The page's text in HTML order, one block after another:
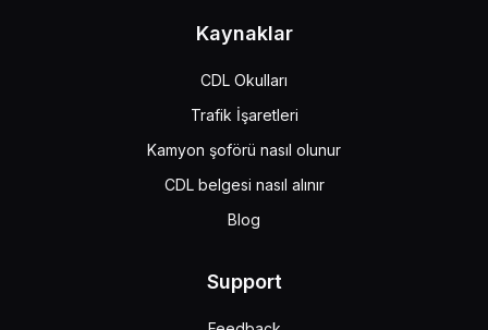
Kaynaklar
CDL Okulları
Trafik İşaretleri
Kamyon şoförü nasıl olunur
CDL belgesi nasıl alınır
Blog
Support